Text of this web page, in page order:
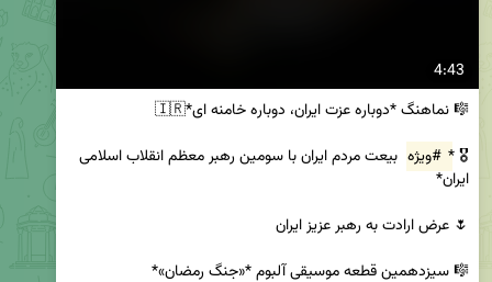
4:43
🎖️‌ *
#ویژه